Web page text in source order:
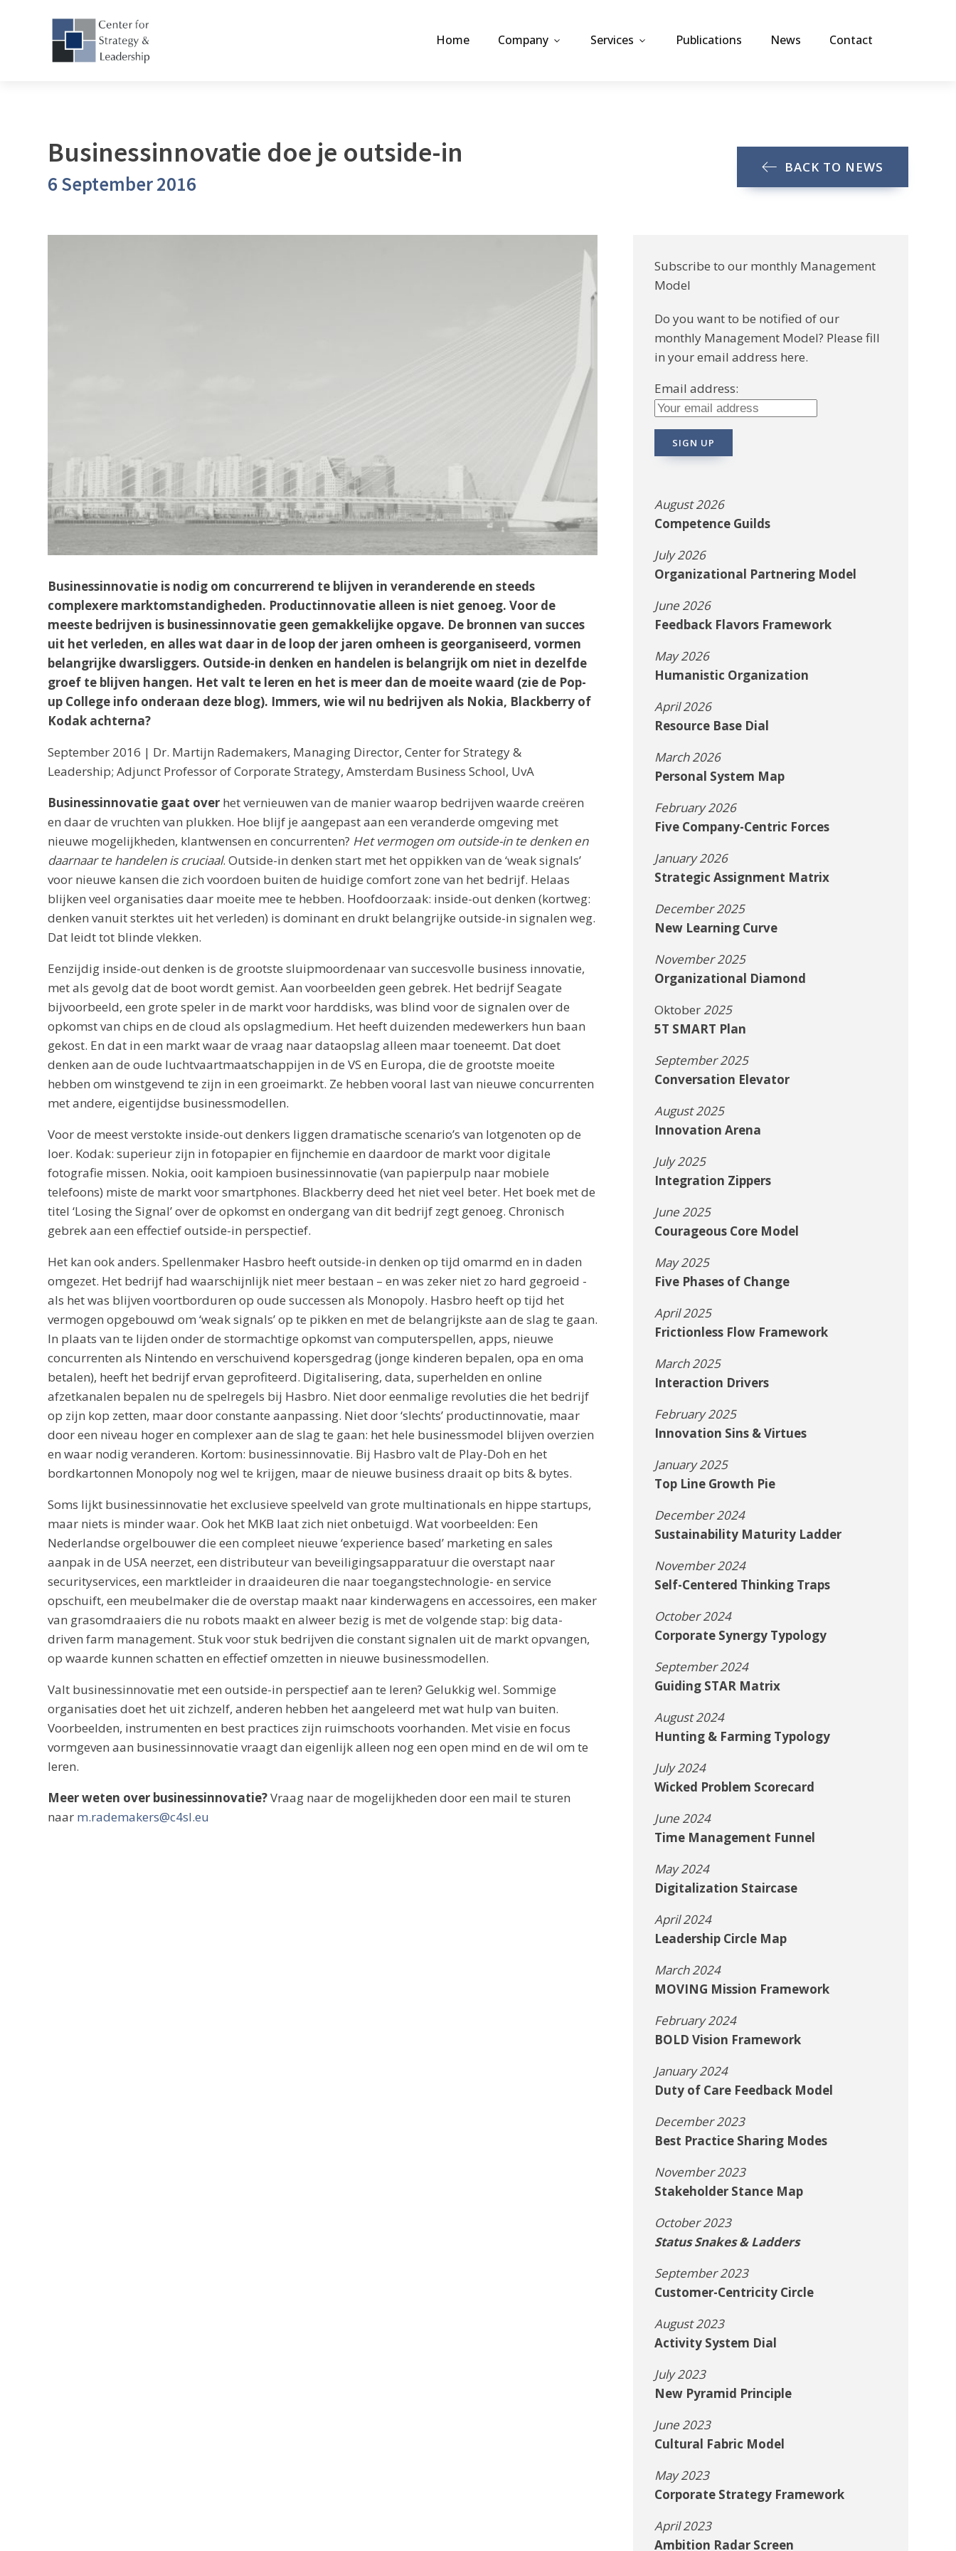
Home Company Services Publications News Contact
Businessinnovatie doe je outside-in
6 September 2016
BACK TO NEWS
Businessinnovatie is nodig om concurrerend te blijven in veranderende en steeds
complexere marktomstandigheden. Productinnovatie alleen is niet genoeg. Voor de
meeste bedrijven is businessinnovatie geen gemakkelijke opgave. De bronnen van succes
uit het verleden, en alles wat daar in de loop der jaren omheen is georganiseerd, vormen
belangrijke dwarsliggers. Outside-in denken en handelen is belangrijk om niet in dezelfde
groef te blijven hangen. Het valt te leren en het is meer dan de moeite waard (zie de Pop-
up College info onderaan deze blog). Immers, wie wil nu bedrijven als Nokia, Blackberry of
Kodak achterna?
September 2016 | Dr. Martijn Rademakers, Managing Director, Center for Strategy &
Leadership; Adjunct Professor of Corporate Strategy, Amsterdam Business School, UvA
Businessinnovatie gaat over het vernieuwen van de manier waarop bedrijven waarde creëren
en daar de vruchten van plukken. Hoe blijf je aangepast aan een veranderde omgeving met
nieuwe mogelijkheden, klantwensen en concurrenten? Het vermogen om outside-in te denken en
daarnaar te handelen is cruciaal. Outside-in denken start met het oppikken van de ‘weak signals’
voor nieuwe kansen die zich voordoen buiten de huidige comfort zone van het bedrijf. Helaas
blijken veel organisaties daar moeite mee te hebben. Hoofdoorzaak: inside-out denken (kortweg:
denken vanuit sterktes uit het verleden) is dominant en drukt belangrijke outside-in signalen weg.
Dat leidt tot blinde vlekken.
Eenzijdig inside-out denken is de grootste sluipmoordenaar van succesvolle business innovatie,
met als gevolg dat de boot wordt gemist. Aan voorbeelden geen gebrek. Het bedrijf Seagate
bijvoorbeeld, een grote speler in de markt voor harddisks, was blind voor de signalen over de
opkomst van chips en de cloud als opslagmedium. Het heeft duizenden medewerkers hun baan
gekost. En dat in een markt waar de vraag naar dataopslag alleen maar toeneemt. Dat doet
denken aan de oude luchtvaartmaatschappijen in de VS en Europa, die de grootste moeite
hebben om winstgevend te zijn in een groeimarkt. Ze hebben vooral last van nieuwe concurrenten
met andere, eigentijdse businessmodellen.
Voor de meest verstokte inside-out denkers liggen dramatische scenario’s van lotgenoten op de
loer. Kodak: superieur zijn in fotopapier en fijnchemie en daardoor de markt voor digitale
fotografie missen. Nokia, ooit kampioen businessinnovatie (van papierpulp naar mobiele
telefoons) miste de markt voor smartphones. Blackberry deed het niet veel beter. Het boek met de
titel ‘Losing the Signal’ over de opkomst en ondergang van dit bedrijf zegt genoeg. Chronisch
gebrek aan een effectief outside-in perspectief.
Het kan ook anders. Spellenmaker Hasbro heeft outside-in denken op tijd omarmd en in daden
omgezet. Het bedrijf had waarschijnlijk niet meer bestaan – en was zeker niet zo hard gegroeid -
als het was blijven voortborduren op oude successen als Monopoly. Hasbro heeft op tijd het
vermogen opgebouwd om ‘weak signals’ op te pikken en met de belangrijkste aan de slag te gaan.
In plaats van te lijden onder de stormachtige opkomst van computerspellen, apps, nieuwe
concurrenten als Nintendo en verschuivend kopersgedrag (jonge kinderen bepalen, opa en oma
betalen), heeft het bedrijf ervan geprofiteerd. Digitalisering, data, superhelden en online
afzetkanalen bepalen nu de spelregels bij Hasbro. Niet door eenmalige revoluties die het bedrijf
op zijn kop zetten, maar door constante aanpassing. Niet door ‘slechts’ productinnovatie, maar
door een niveau hoger en complexer aan de slag te gaan: het hele businessmodel blijven overzien
en waar nodig veranderen. Kortom: businessinnovatie. Bij Hasbro valt de Play-Doh en het
bordkartonnen Monopoly nog wel te krijgen, maar de nieuwe business draait op bits & bytes.
Soms lijkt businessinnovatie het exclusieve speelveld van grote multinationals en hippe startups,
maar niets is minder waar. Ook het MKB laat zich niet onbetuigd. Wat voorbeelden: Een
Nederlandse orgelbouwer die een compleet nieuwe ‘experience based’ marketing en sales
aanpak in de USA neerzet, een distributeur van beveiligingsapparatuur die overstapt naar
securityservices, een marktleider in draaideuren die naar toegangstechnologie- en service
opschuift, een meubelmaker die de overstap maakt naar kinderwagens en accessoires, een maker
van grasomdraaiers die nu robots maakt en alweer bezig is met de volgende stap: big data-
driven farm management. Stuk voor stuk bedrijven die constant signalen uit de markt opvangen,
op waarde kunnen schatten en effectief omzetten in nieuwe businessmodellen.
Valt businessinnovatie met een outside-in perspectief aan te leren? Gelukkig wel. Sommige
organisaties doet het uit zichzelf, anderen hebben het aangeleerd met wat hulp van buiten.
Voorbeelden, instrumenten en best practices zijn ruimschoots voorhanden. Met visie en focus
vormgeven aan businessinnovatie vraagt dan eigenlijk alleen nog een open mind en de wil om te
leren.
Meer weten over businessinnovatie?Vraag naar de mogelijkheden door een mail te sturen
naar m.rademakers@c4sl.eu
Subscribe to our monthly Management
Model
Do you want to be notified of our
monthly Management Model? Please fill
in your email address here.
Email address:
August 2026
Competence Guilds
July 2026
Organizational Partnering Model
June 2026
Feedback Flavors Framework
May 2026
Humanistic Organization
April 2026
Resource Base Dial
March 2026
Personal System Map
February 2026
Five Company-Centric Forces
January 2026
Strategic Assignment Matrix
December 2025
New Learning Curve
November 2025
Organizational Diamond
Oktober 2025
5T SMART Plan
September 2025
Conversation Elevator
August 2025
Innovation Arena
July 2025
Integration Zippers
June 2025
Courageous Core Model
May 2025
Five Phases of Change
April 2025
Frictionless Flow Framework
March 2025
Interaction Drivers
February 2025
Innovation Sins & Virtues
January 2025
Top Line Growth Pie
December 2024
Sustainability Maturity Ladder
November 2024
Self-Centered Thinking Traps
October 2024
Corporate Synergy Typology
September 2024
Guiding STAR Matrix
August 2024
Hunting & Farming Typology
July 2024
Wicked Problem Scorecard
June 2024
Time Management Funnel
May 2024
Digitalization Staircase
April 2024
Leadership Circle Map
March 2024
MOVING Mission Framework
February 2024
BOLD Vision Framework
January 2024
Duty of Care Feedback Model
December 2023
Best Practice Sharing Modes
November 2023
Stakeholder Stance Map
October 2023
Status Snakes & Ladders
September 2023
Customer-Centricity Circle
August 2023
Activity System Dial
July 2023
New Pyramid Principle
June 2023
Cultural Fabric Model
May 2023
Corporate Strategy Framework
April 2023
Ambition Radar Screen